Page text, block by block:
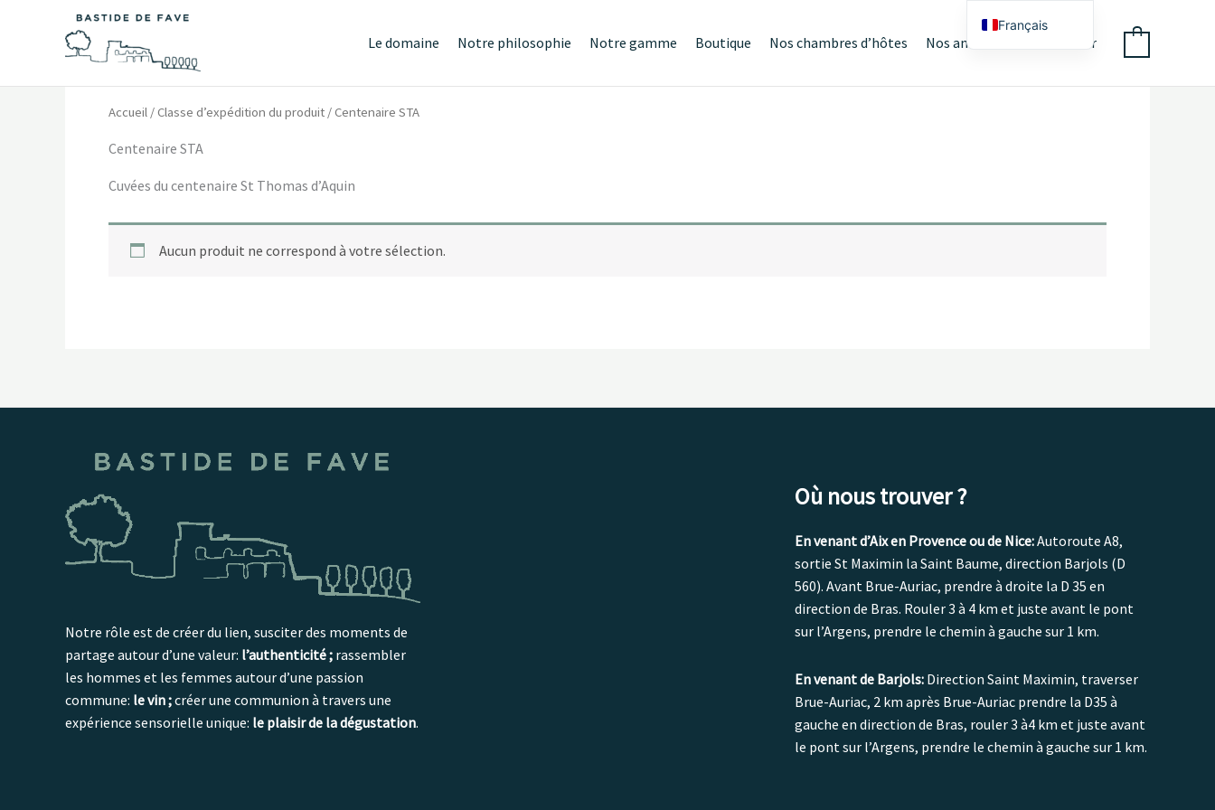
Le domaine Notre philosophie Notre gamme Boutique Nos chambres d’hôtes Nos amis Nous contacter
Accueil / Classe d’expédition du produit / Centenaire STA
Centenaire STA
Cuvées du centenaire St Thomas d’Aquin
Aucun produit ne correspond à votre sélection.
Notre rôle est de créer du lien, susciter des moments de
partage autour d’une valeur: l’authenticité ; rassembler
les hommes et les femmes autour d’une passion
commune: le vin ;créer une communion à travers une
expérience sensorielle unique: le plaisir de la dégustation.
Où nous trouver ?
En venant d’Aix en Provence ou de Nice:Autoroute A8,
sortie St Maximin la Saint Baume, direction Barjols (D
560). Avant Brue-Auriac, prendre à droite la D 35 en
direction de Bras. Rouler 3 à 4 km et juste avant le pont
sur l’Argens, prendre le chemin à gauche sur 1 km.
En venant de Barjols: Direction Saint Maximin, traverser
Brue-Auriac, 2 km après Brue-Auriac prendre la D35 à
gauche en direction de Bras, rouler 3 à4 km et juste avant
le pont sur l’Argens, prendre le chemin à gauche sur 1 km.
Français